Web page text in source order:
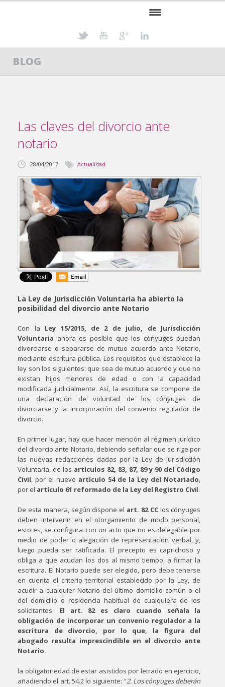
PROFESIONALES
CONTACTO
BLOG
Las claves del divorcio ante
notario
28/04/2017 Actualidad
La Ley de Jurisdicción Voluntaria ha abierto la
posibilidad del divorcio ante Notario
Con la Ley 15/2015, de 2 de julio, de Jurisdicción
Voluntaria ahora es posible que los cónyuges puedan
divorciarse o separarse de mutuo acuerdo ante Notario,
mediante escritura pública. Los requisitos que establece la
ley son los siguientes: que sea de mutuo acuerdo y que no
existan hijos menores de edad o con la capacidad
modificada judicialmente. Así, la escritura se compone de
una declaración de voluntad de los cónyuges de
divorciarse y la incorporación del convenio regulador de
divorcio.
En primer lugar, hay que hacer mención al régimen jurídico
del divorcio ante Notario, debiendo señalar que se rige por
las nuevas redacciones dadas por la Ley de Jurisdicción
Voluntaria, de los artículos 82, 83, 87, 89 y 90 del Código
Civil, por el nuevo artículo 54 de la Ley del Notariado,
por el artículo 61 reformado de la Ley del Registro Civil.
De esta manera, según dispone el art. 82 CClos cónyuges
deben intervenir en el otorgamiento de modo personal,
esto es, se configura con un acto que no es delegable por
medio de poder o alegación de representación verbal, y,
luego pueda ser ratificada. El precepto es caprichoso y
obliga a que acudan los dos al mismo tiempo, a firmar la
escritura. El Notario puede ser elegido, pero debe tenerse
en cuenta el criterio territorial establecido por la Ley, de
acudir a cualquier Notario del último domicilio común o el
del domicilio o residencia habitual de cualquiera de los
solicitantes. El art. 82 es claro cuando señala la
obligación de incorporar un convenio regulador a la
escritura de divorcio, por lo que, la figura del
abogado resulta imprescindible en el divorcio ante
Notario.
la obligatoriedad de estar asistidos por letrado en ejercicio,
añadiendo el art. 54.2 lo siguiente: “2. Los cónyuges deberán